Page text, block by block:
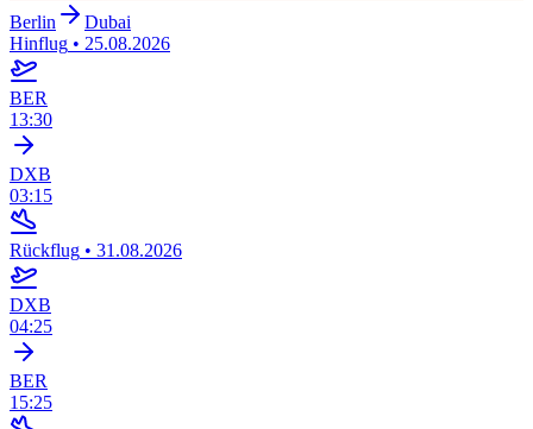
Berlin
Dubai
Hinflug • 25.08.2026
BER
13:30
DXB
03:15
Rückflug • 31.08.2026
DXB
04:25
BER
15:25